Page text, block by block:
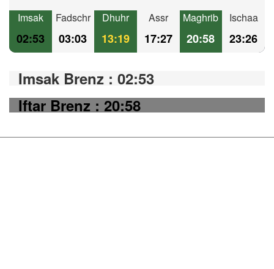
Imsak
02:53
Fadschr
03:03
Dhuhr
13:19
Assr
17:27
Maghrib
20:58
Ischaa
23:26
Imsak Brenz : 02:53
Iftar Brenz : 20:58